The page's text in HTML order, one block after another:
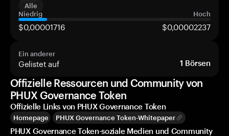
Alle
Niedrig
Hoch
$0,00001716 $0,00002237
Ein anderer
Gelistet auf 1 Börsen
Offizielle Ressourcen und Community von
PHUX Governance Token
Offizielle Links von PHUX Governance Token
Homepage PHUX Governance Token-Whitepaper
PHUX Governance Token-soziale Medien und Community